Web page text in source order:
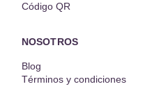
Código QR
NOSOTROS
Blog
Términos y condiciones